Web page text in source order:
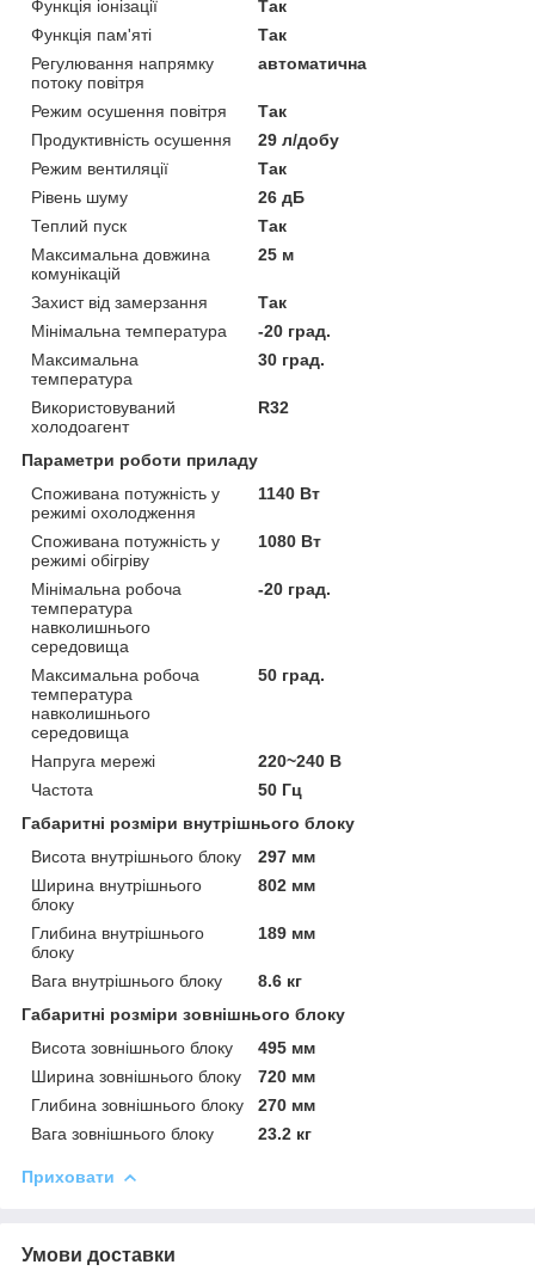
Функція іонізації
Так
Функція пам'яті
Так
Регулювання напрямку
потоку повітря
автоматична
Режим осушення повітря
Так
Продуктивність осушення
29 л/добу
Режим вентиляції
Так
Рівень шуму
26 дБ
Теплий пуск
Так
Максимальна довжина
комунікацій
25 м
Захист від замерзання
Так
Мінімальна температура
-20 град.
Максимальна
температура
30 град.
Використовуваний
холодоагент
R32
Параметри роботи приладу
Споживана потужність у
режимі охолодження
1140 Вт
Споживана потужність у
режимі обігріву
1080 Вт
Мінімальна робоча
температура
навколишнього
середовища
-20 град.
Максимальна робоча
температура
навколишнього
середовища
50 град.
Напруга мережі
220~240 В
Частота
50 Гц
Габаритні розміри внутрішнього блоку
Висота внутрішнього блоку
297 мм
Ширина внутрішнього
блоку
802 мм
Глибина внутрішнього
блоку
189 мм
Вага внутрішнього блоку
8.6 кг
Габаритні розміри зовнішнього блоку
Висота зовнішнього блоку
495 мм
Ширина зовнішнього блоку
720 мм
Глибина зовнішнього блоку
270 мм
Вага зовнішнього блоку
23.2 кг
Приховати
Умови доставки